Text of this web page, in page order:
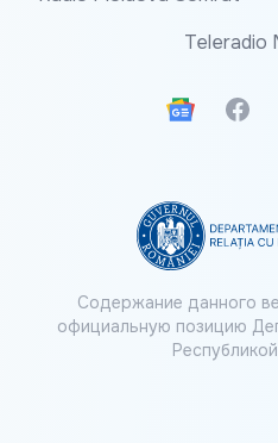
Teleradio
Google
Содержание данного
официальную позицию